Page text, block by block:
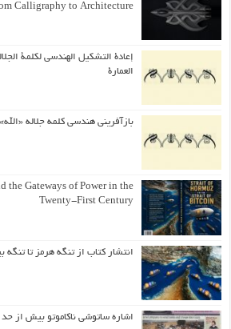
Calligraphy to Architecture
إعادة التشكيل الهندسي لكلمة
العمارة
بازآفرینی هندسی کلمه جلاله
the Gateways of Power in the
Twenty-First Century
انتشار کتاب از تنگه هرمز تا
اشاره ساتوشی ناکاموتو بیش از